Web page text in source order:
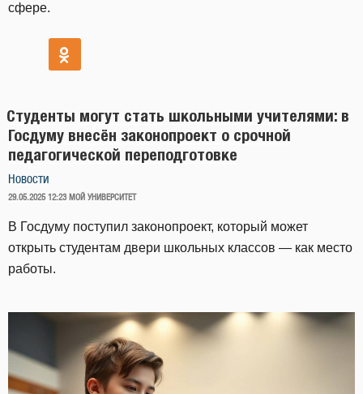
сфере.
Студенты могут стать школьными учителями: в
Госдуму внесён законопроект о срочной
педагогической переподготовке
Новости
ОПУБЛИКОВАНО
29.05.2025 12:23 МОЙ УНИВЕРСИТЕТ
В Госдуму поступил законопроект, который может
открыть студентам двери школьных классов — как место
работы.